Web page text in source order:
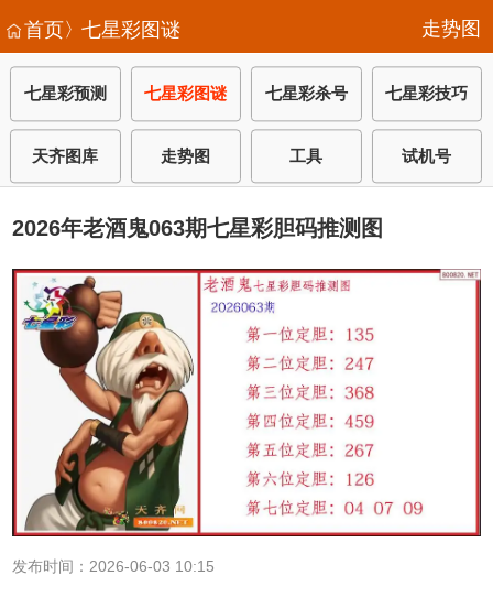
首页〉七星彩图谜 走势图
七星彩预测 七星彩图谜 七星彩杀号 七星彩技巧
天齐图库 走势图 工具 试机号
2026年老酒鬼063期七星彩胆码推测图
发布时间：2026-06-03 10:15